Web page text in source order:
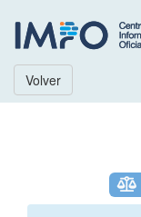
Volver